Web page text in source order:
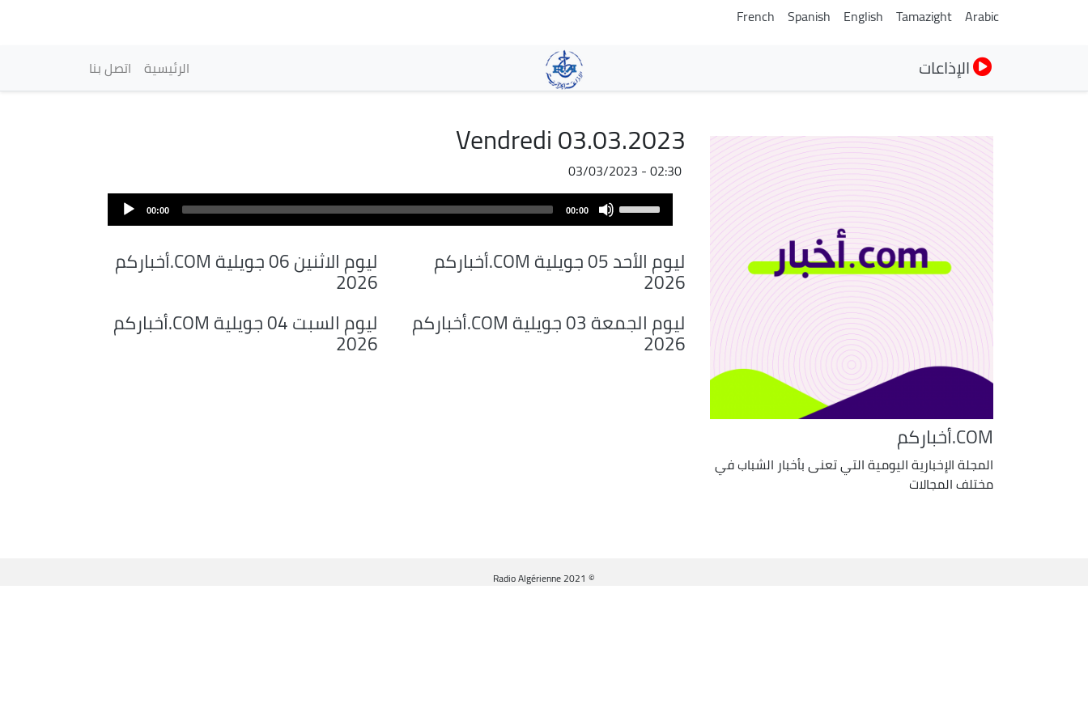
Arabic
Tamazight
English
Spanish
French
الإذاعات principale
الرئيسية اتصل بنا
Vendredi 03.03.2023
03/03/2023 - 02:30
Player
00:00 00:00
keys
or
decrease
أخباركم.COM ليوم الاثنين 06 جويلية
2026
أخباركم.COM ليوم الأحد 05 جويلية
2026
أخباركم.COM ليوم السبت 04 جويلية
2026
أخباركم.COM ليوم الجمعة 03 جويلية
2026
أخباركم.COM
المجلة الإخبارية اليومية التي تعنى بأخبار الشباب في
مختلف المجالات
© Radio Algérienne 2021